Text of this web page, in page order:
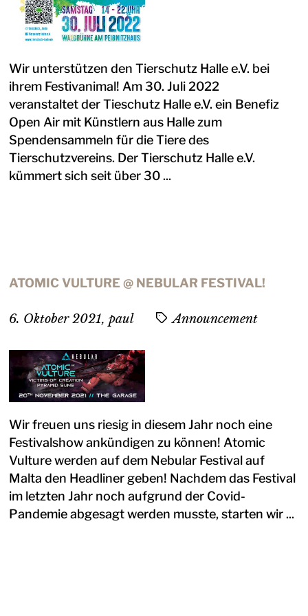
Wir unterstützen den Tierschutz Halle e.V. bei
ihrem Festivanimal! Am 30. Juli 2022
veranstaltet der Tieschutz Halle e.V. ein Benefiz
Open Air mit Künstlern aus Halle zum
Spendensammeln für die Tiere des
Tierschutzvereins. Der Tierschutz Halle e.V.
kümmert sich seit über 30 ...
ATOMIC VULTURE @ NEBULAR FESTIVAL!
6. Oktober 2021, paul Announcement
Wir freuen uns riesig in diesem Jahr noch eine
Festivalshow ankündigen zu können! Atomic
Vulture werden auf dem Nebular Festival auf
Malta den Headliner geben! Nachdem das Festival
im letzten Jahr noch aufgrund der Covid-
Pandemie abgesagt werden musste, starten wir ...